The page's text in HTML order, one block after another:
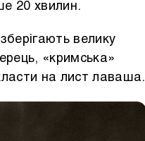
20 хвилин.
велику
«кримська»
на лист лаваша.